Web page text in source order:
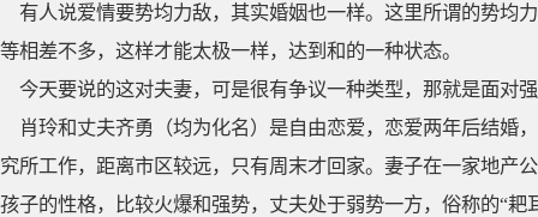
有人说爱情要势均力敌，其实婚姻也一样。这里所谓的势均
等相差不多，这样才能太极一样，达到和的一种状态。
今天要说的这对夫妻，可是很有争议一种类型，那就是面对
肖玲和丈夫齐勇（均为化名）是自由恋爱，恋爱两年后结婚
究所工作，距离市区较远，只有周末才回家。妻子在一家地产
孩子的性格，比较火爆和强势，丈夫处于弱势一方，俗称的“耙